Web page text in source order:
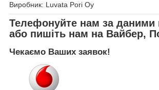
Виробник: Luvata Pori Oy
Телефонуйте нам за даними
або пишіть нам на Вайбер,
Чекаємо Ваших заявок!